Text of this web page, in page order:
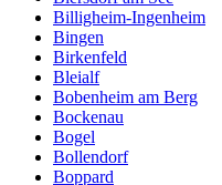
Billigheim-Ingenheim
Bingen
Birkenfeld
Bleialf
Bobenheim am Berg
Bockenau
Bogel
Bollendorf
Boppard